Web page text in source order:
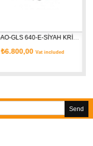
ST-AO-GLS 640-E-SİYAH KRİSTAL CAM OCAK
₺6.800,00Vat included
Send